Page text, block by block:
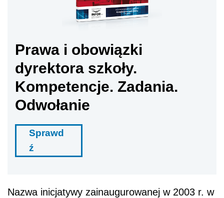
Prawa i obowiązki
dyrektora szkoły.
Kompetencje. Zadania.
Odwołanie
Sprawd
ź
Nazwa inicjatywy zainaugurowanej w 2003 r. w